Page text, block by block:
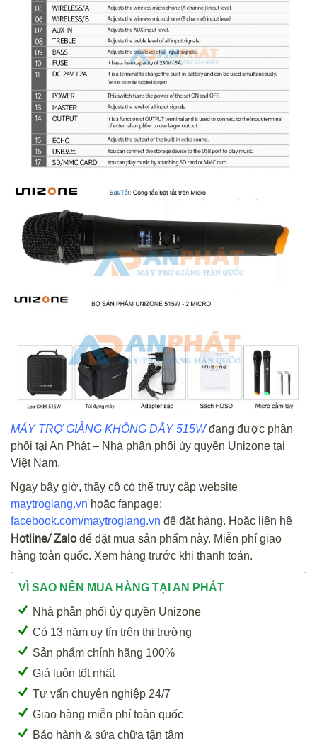
MÁY TRỢ GIẢNG KHÔNG DÂY 515Wđang được phân
phối tại An Phát – Nhà phân phối ủy quyền Unizone tại
Việt Nam.
Ngay bây giờ, thầy cô có thể truy cập website
maytrogiang.vn hoặc fanpage:
facebook.com/maytrogiang.vn để đặt hàng. Hoặc liên hệ
Hotline/ Zalođể đặt mua sản phẩm này. Miễn phí giao
hàng toàn quốc. Xem hàng trước khi thanh toán.
VÌ SAO NÊN MUA HÀNG TẠI AN PHÁT
Nhà phân phối ủy quyền Unizone
Có 13 năm uy tín trên thị trường
Sản phẩm chính hãng 100%
Giá luôn tốt nhất
Tư vấn chuyên nghiệp 24/7
Giao hàng miễn phí toàn quốc
Bảo hành & sửa chữa tận tâm